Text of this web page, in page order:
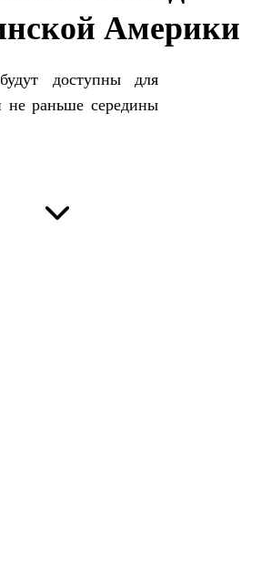
Америки
доступны для
раньше середины